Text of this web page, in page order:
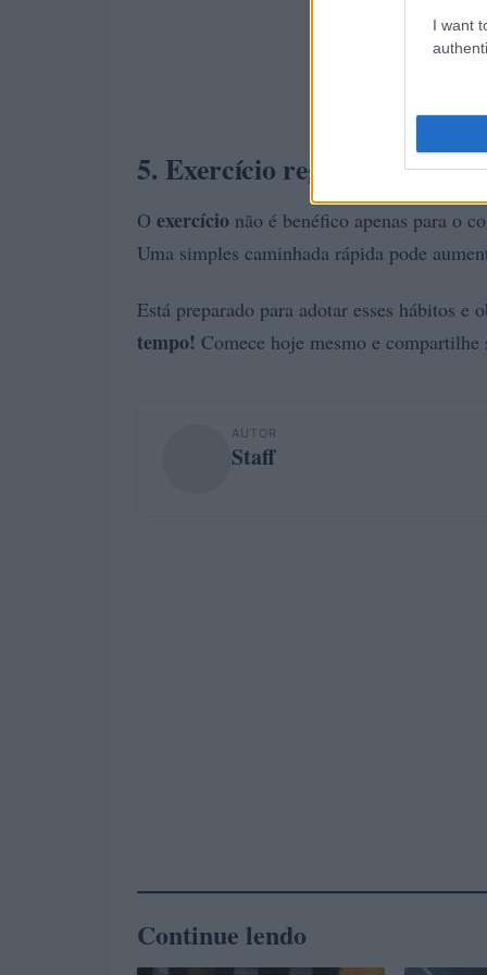
I want
5. Exercício regular para
O exercício não é benéfico apenas para o
Uma simples caminhada rápida pode
Está preparado para adotar esses hábitos e
tempo! Comece hoje mesmo e
AUTOR
Staff
Continue lendo